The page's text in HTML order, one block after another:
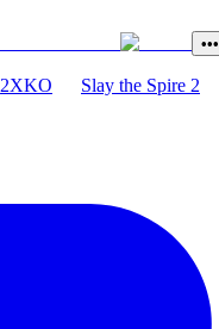
•••
2XKO Slay the Spire 2